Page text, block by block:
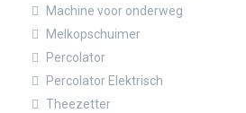
Machine voor onderweg
Melkopschuimer
Percolator
Percolator Elektrisch
Theezetter